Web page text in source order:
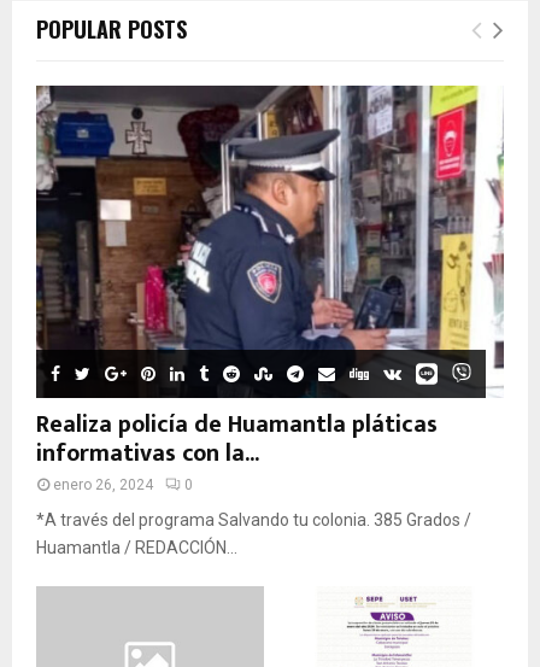
POPULAR POSTS
Realiza policía de Huamantla pláticas
informativas con la...
enero 26, 2024 0
*A través del programa Salvando tu colonia. 385 Grados /
Huamantla / REDACCIÓN...